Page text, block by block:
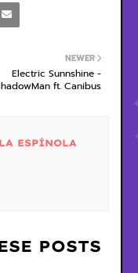
NEWER
Electric Sunnshine -
ft. Canibus
ESPÍNOLA
POSTS